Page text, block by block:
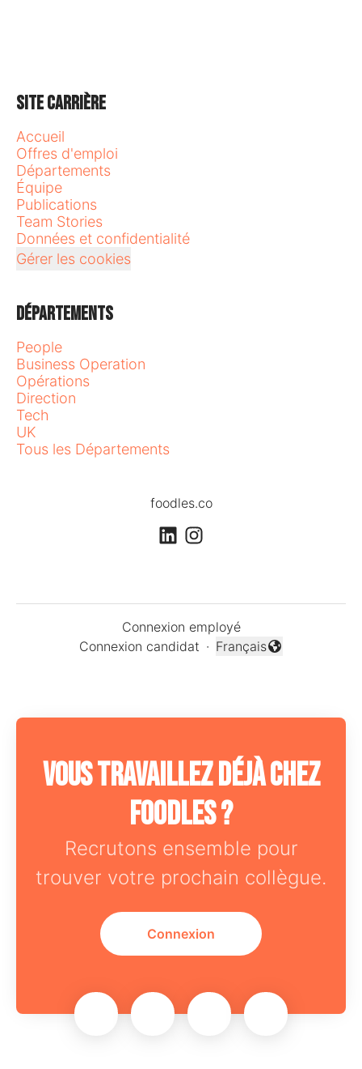
Site carrière
Accueil
Offres d'emploi
Départements
Équipe
Publications
Team Stories
Données et confidentialité
Gérer les cookies
Départements
People
Business Operation
Opérations
Direction
Tech
UK
Tous les Départements
foodles.co
Connexion employé
Connexion candidat ·
Changer la langue
Français
Vous travaillez déjà chez
Foodles ?
Recrutons ensemble pour
trouver votre prochain collègue.
Connexion